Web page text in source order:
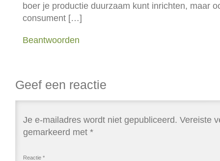
boer je productie duurzaam kunt inrichten, maar
consument […]
Beantwoorden
Geef een reactie
Je e-mailadres wordt niet gepubliceerd. Vereiste
gemarkeerd met *
Reactie *